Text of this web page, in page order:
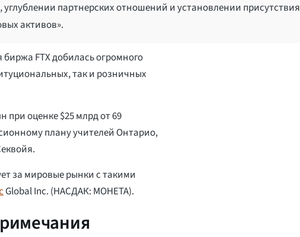
партнерских отношений и установлении присутствия
активов».
FTX добилась огромного
так и розничных
при оценке $25 млрд от 69
плану учителей Онтарио,
за мировые рынки с такими
Global Inc. (НАСДАК: МОНЕТА).